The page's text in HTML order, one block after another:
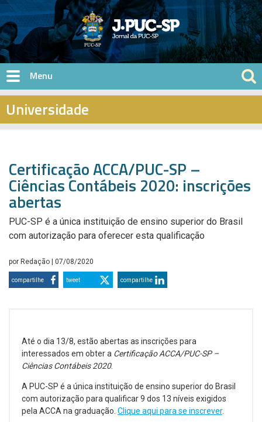
Pular para o conteúdo principal
Universidade
Certificação ACCA/PUC-SP –
Ciências Contábeis 2020: inscrições
abertas
PUC-SP é a única instituição de ensino superior do Brasil
com autorização para oferecer esta qualificação
por Redação | 07/08/2020
compartilhe tweet compartilhe
Até o dia 13/8, estão abertas as inscrições para
interessados em obter a Certificação ACCA/PUC-SP –
Ciências Contábeis 2020.
A PUC-SP é a única instituição de ensino superior do Brasil
com autorização para qualificar 9 dos 13 níveis exigidos
pela ACCA na graduação. Clique aqui para se inscrever.